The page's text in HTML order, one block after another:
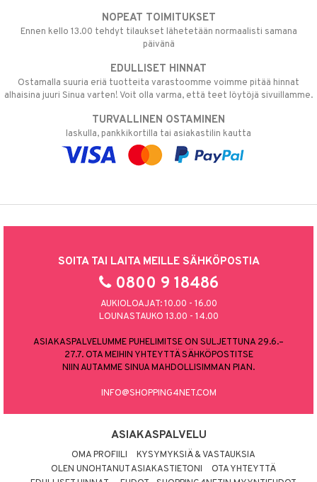
NOPEAT TOIMITUKSET
Ennen kello 13.00 tehdyt tilaukset lähetetään normaalisti samana
päivänä
EDULLISET HINNAT
Ostamalla suuria eriä tuotteita varastoomme voimme pitää hinnat
alhaisina juuri Sinua varten! Voit olla varma, että teet löytöjä sivuillamme.
TURVALLINEN OSTAMINEN
laskulla, pankkikortilla tai asiakastilin kautta
SOITA TAI LAITA MEILLE SÄHKÖPOSTIA
0800 9 18486
AUKIOLOAJAT: 10.00 - 16.00
LOUNASTAUKO 13.00 - 14.00
ASIAKASPALVELUMME PUHELIMITSE ON SULJETTUNA 29.6.–
27.7. OTA MEIHIN YHTEYTTÄ SÄHKÖPOSTITSE
NIIN AUTAMME SINUA MAHDOLLISIMMAN PIAN.
INFO@SHOPPING4NET.COM
ASIAKASPALVELU
OMA PROFIILI
KYSYMYKSIÄ & VASTAUKSIA
OLEN UNOHTANUT ASIAKASTIETONI
OTA YHTEYTTÄ